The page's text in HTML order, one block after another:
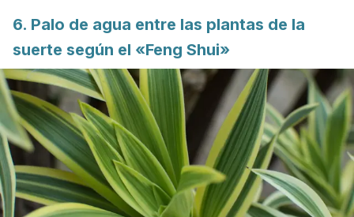
6. Palo de agua entre las plantas de la
suerte según el «Feng Shui»